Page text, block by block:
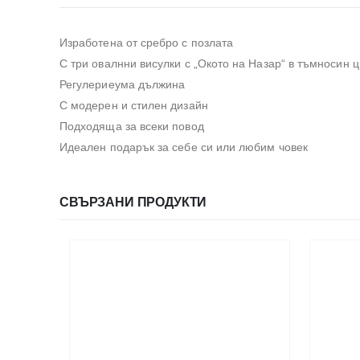
Изработена от сребро с позлата
С три овалнни висулки с „Окото на Назар“ в тъмносин
Регулериеума дължина
С модерен и стилен дизайн
Подходяща за всеки повод
Идеален подарък за себе си или любим човек
СВЪРЗАНИ ПРОДУКТИ